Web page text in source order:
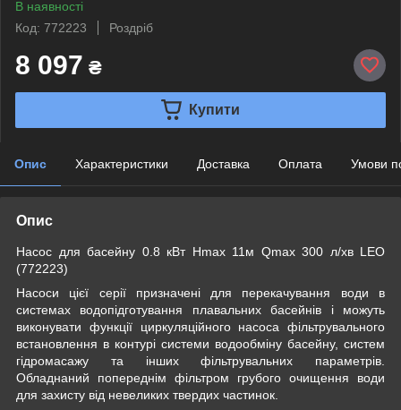
В наявності
Код: 772223
Роздріб
8 097 ₴
Купити
Опис Характеристики Доставка Оплата Умови
Опис
Насос для басейну 0.8 кВт Hmax 11м Qmax 300 л/хв LEO
(772223)
Насоси цієї серії призначені для перекачування води в
системах водопідготування плавальних басейнів і можуть
виконувати функції циркуляційного насоса фільтрувального
встановлення в контурі системи водообміну басейну, систем
гідромасажу та інших фільтрувальних параметрів.
Обладнаний попереднім фільтром грубого очищення води
для захисту від невеликих твердих частинок.